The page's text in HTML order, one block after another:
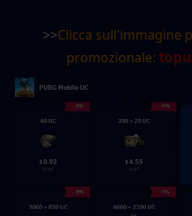
>>Clicca sull'immagine
promozionale: